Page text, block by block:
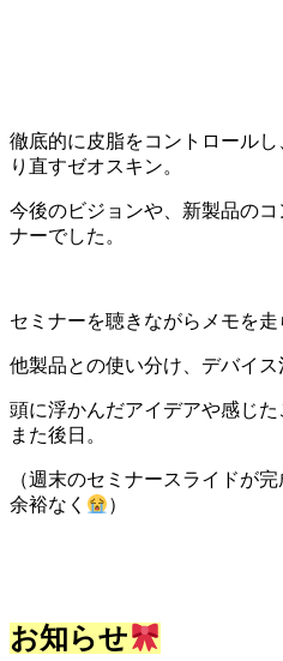
徹底的に皮脂をコントロール
り直すゼオスキン。
今後のビジョンや、新製品の
ナーでした。
セミナーを聴きながらメモを走
他製品との使い分け、デバイ
頭に浮かんだアイデアや感じ
また後日。
（週末のセミナースライドが
余裕なく
）
お知らせ